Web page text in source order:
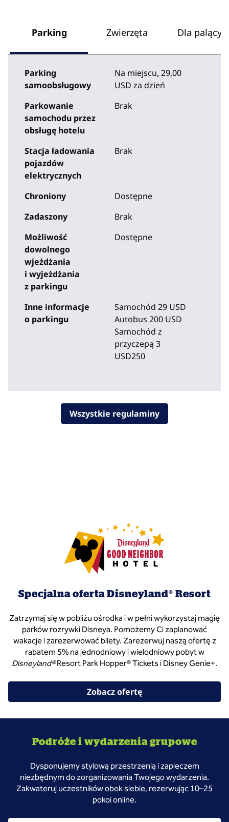
Parking Zwierzęta Dla
Parking
samoobsługowy
Na miejscu, 29,00
USD za dzień
Parkowanie
samochodu przez
obsługę hotelu
Brak
Stacja ładowania
pojazdów
elektrycznych
Brak
Chroniony
Dostępne
Zadaszony
Brak
Możliwość
dowolnego
wjeżdżania
i wyjeżdżania
z parkingu
Dostępne
Inne informacje
o parkingu
Samochód 29 USD
Autobus 200 USD
Samochód z
przyczepą 3
USD250
Wszystkie regulaminy
Specjalna oferta Disneyland® Resort
Zatrzymaj się w pobliżu ośrodka i w pełni wykorzystaj magię
parków rozrywki Disneya. Pomożemy Ci zaplanować
wakacje i zarezerwować bilety. Zarezerwuj naszą ofertę z
rabatem 5% na jednodniowy i wielodniowy pobyt w
Disneyland®Resort Park Hopper® Tickets i Disney Genie+.
Zobacz ofertę
Podróże i wydarzenia grupowe
Dysponujemy stylową przestrzenią i zapleczem
niezbędnym do zorganizowania Twojego wydarzenia.
Zakwateruj uczestników obok siebie, rezerwując 10–25
pokoi online.